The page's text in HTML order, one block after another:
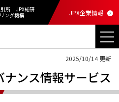
所
JPX総研
ング機構 JPX企業情報
2025/10/14 更新
ンス情報サービス